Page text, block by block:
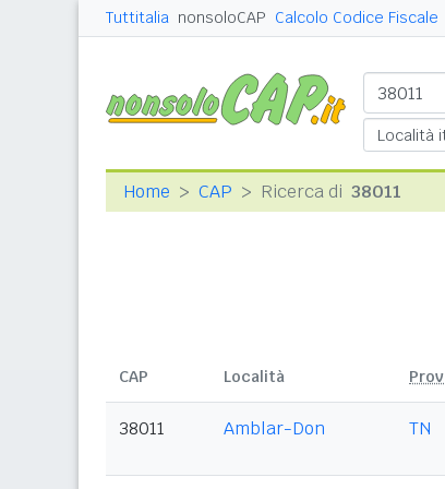
Tuttitalia nonsoloCAP Calcolo Codice Fiscale
Home CAP Ricerca di 38011
CAP Località Prov
38011 Amblar-Don TN